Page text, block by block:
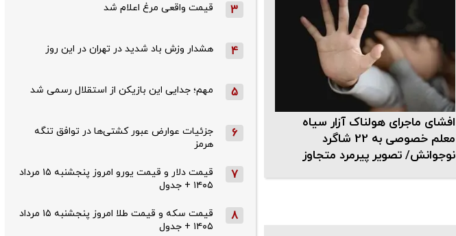
افشای ماجرای هولناک آزار سیاه
معلم خصوصی به 22 شاگرد
نوجوانش/ تصویر پیرمرد متجاوز
3 قیمت واقعی مرغ اعلام شد
4 هشدار وزش باد شدید در تهران در این روز
5 مهم؛ جدایی این بازیکن از استقلال رسمی شد
6
جزئیات عوارض عبور کشتی‌ها در توافق تنگه
هرمز
7
قیمت دلار و قیمت یورو امروز پنجشنبه ۱۵ مرداد
۱۴۰۵ + جدول
8
قیمت سکه و قیمت طلا امروز پنجشنبه ۱۵ مرداد
۱۴۰۵ + جدول